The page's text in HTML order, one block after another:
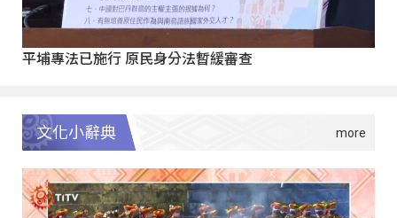
平埔專法已施行 原民身分法暫緩審查
文化小辭典